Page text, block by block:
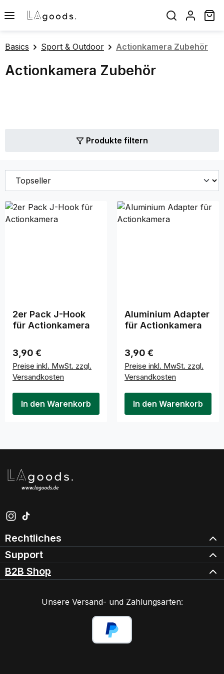
Zum Hauptinhalt springen
Basics Sport & Outdoor Actionkamera Zubehör
Actionkamera Zubehör
Produkte filtern
2er Pack J-Hook
für Actionkamera
Regulärer Preis:
3,90 €
Preise inkl. MwSt. zzgl.
Versandkosten
In den Warenkorb
Aluminium Adapter
für Actionkamera
Regulärer Preis:
3,90 €
Preise inkl. MwSt. zzgl.
Versandkosten
In den Warenkorb
Schau auf Instagram vorbei – öffnet in neuem Tab
Sieh dir unsere TikTok-Videos an – öffnet in neuem
Rechtliches
Support
B2B Shop
Unsere Versand- und Zahlungsarten: